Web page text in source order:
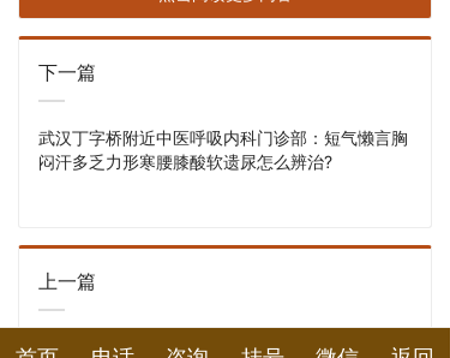
下一篇
武汉丁字桥附近中医呼吸内科门诊部：短气懒言胸
闷汗多乏力形寒腰膝酸软遗尿怎么辨治?
上一篇
武汉万科城市花园看肠胃病中医：中年人腹泻型肠